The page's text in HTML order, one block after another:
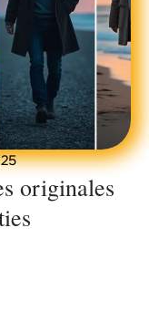
originales